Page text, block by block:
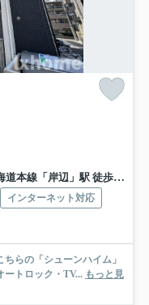
道本線「岸辺」駅 徒歩10分
インターネット対応
らの「シューンハイム」
ートロック・TV... もっと見